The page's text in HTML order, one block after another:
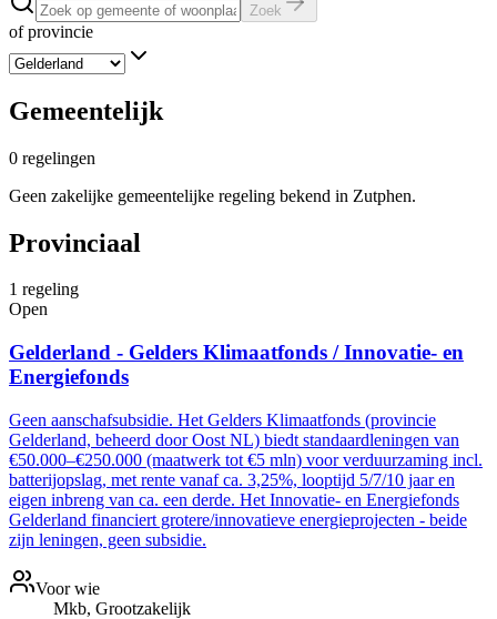
Zoek
of provincie
Gemeentelijk
0 regelingen
Geen zakelijke gemeentelijke regeling bekend in Zutphen.
Provinciaal
1 regeling
Open
Gelderland - Gelders Klimaatfonds / Innovatie- en
Energiefonds
Geen aanschafsubsidie. Het Gelders Klimaatfonds (provincie
Gelderland, beheerd door Oost NL) biedt standaardleningen van
€50.000–€250.000 (maatwerk tot €5 mln) voor verduurzaming incl.
batterijopslag, met rente vanaf ca. 3,25%, looptijd 5/7/10 jaar en
eigen inbreng van ca. een derde. Het Innovatie- en Energiefonds
Gelderland financiert grotere/innovatieve energieprojecten - beide
zijn leningen, geen subsidie.
Voor wie
Mkb, Grootzakelijk